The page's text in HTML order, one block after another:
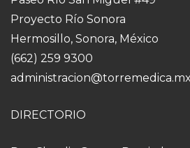
Proyecto Río Sonora
Hermosillo, Sonora, México
(662) 259 9300
administracion@torremedica.mx
DIRECTORIO